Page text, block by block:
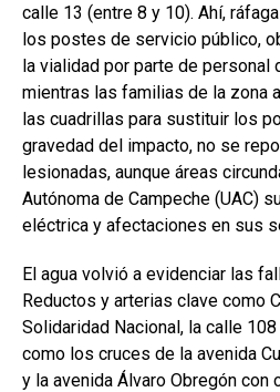
calle 13 (entre 8 y 10). Ahí,
los postes de servicio público,
la vialidad por parte de personal
mientras las familias de la zona
las cuadrillas para sustituir los
gravedad del impacto, no se
lesionadas, aunque áreas
Autónoma de Campeche (UAC)
eléctrica y afectaciones en sus
El agua volvió a evidenciar las
Reductos y arterias clave como
Solidaridad Nacional, la calle
como los cruces de la avenida
y la avenida Álvaro Obregón con